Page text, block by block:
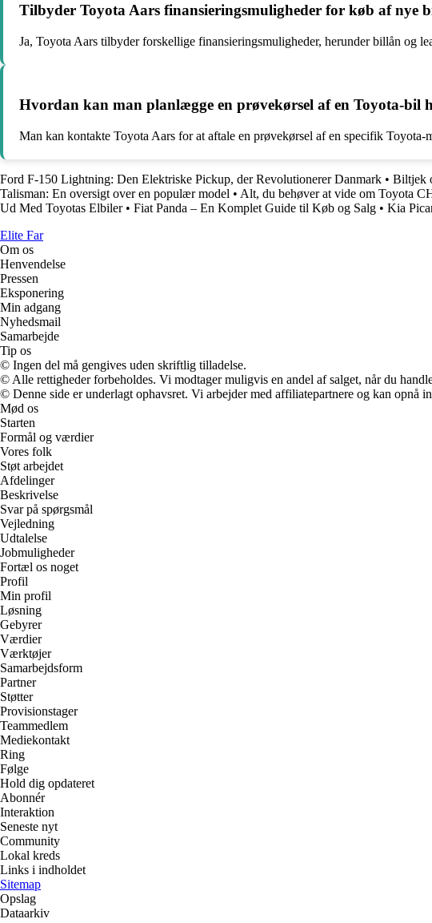
Tilbyder Toyota Aars finansieringsmuligheder for køb af nye
Ja, Toyota Aars tilbyder forskellige finansieringsmuligheder, herunder billån og
Hvordan kan man planlægge en prøvekørsel af en Toyota-bil
Man kan kontakte Toyota Aars for at aftale en prøvekørsel af en specifik
Ford F-150 Lightning: Den Elektriske Pickup, der Revolutionerer Danmark • Biltjek
Talisman: En oversigt over en populær model • Alt, du behøver at vide om Toyota
Ud Med Toyotas Elbiler• Fiat Panda – En Komplet Guide til Køb og Salg • Kia
Elite Far
Om os
Henvendelse
Pressen
Eksponering
Min adgang
Nyhedsmail
Samarbejde
Tip os
© Ingen del må gengives uden skriftlig tilladelse.
© Alle rettigheder forbeholdes. Vi modtager muligvis en andel af salget, når du
© Denne side er underlagt ophavsret. Vi arbejder med affiliatepartnere og kan
Mød os
Starten
Formål og værdier
Vores folk
Støt arbejdet
Afdelinger
Beskrivelse
Svar på spørgsmål
Vejledning
Udtalelse
Jobmuligheder
Fortæl os noget
Profil
Min profil
Løsning
Gebyrer
Værdier
Værktøjer
Samarbejdsform
Partner
Støtter
Provisionstager
Teammedlem
Mediekontakt
Ring
Følge
Hold dig opdateret
Abonnér
Interaktion
Seneste nyt
Community
Lokal kreds
Links i indholdet
Sitemap
Opslag
Dataarkiv